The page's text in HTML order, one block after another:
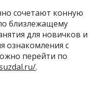
сочетают конную
близлежащему
для новичков и
ознакомления с
перейти по
.